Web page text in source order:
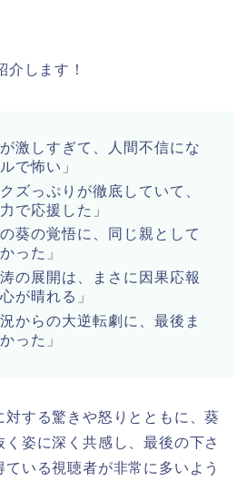
します！
が激しすぎて、人間不信にな
で怖い」
ズっぷりが徹底していて、
で応援した」
の葵の覚悟に、同じ親として
った」
涛の展開は、まさに因果応報
が晴れる」
からの大逆転劇に、最後ま
った」
対する驚きや怒りとともに、葵
姿に深く共感し、最後の下さ
いる視聴者が非常に多いよう